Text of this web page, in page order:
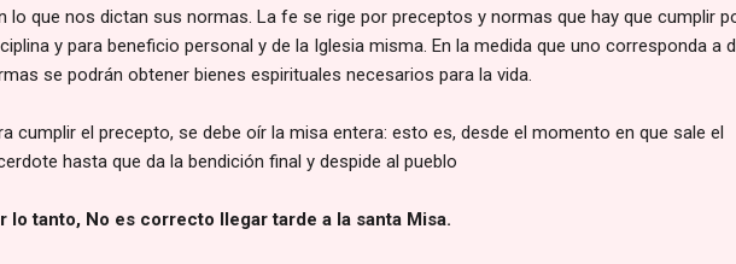
lo que nos dictan sus normas. La fe se rige por preceptos y normas que hay que cumplir
y para beneficio personal y de la Iglesia misma. En la medida que uno corresponda a
se podrán obtener bienes espirituales necesarios para la vida.
cumplir el precepto, se debe oír la misa entera: esto es, desde el momento en que sale el
hasta que da la bendición final y despide al pueblo
lo tanto, No es correcto llegar tarde a la santa Misa.